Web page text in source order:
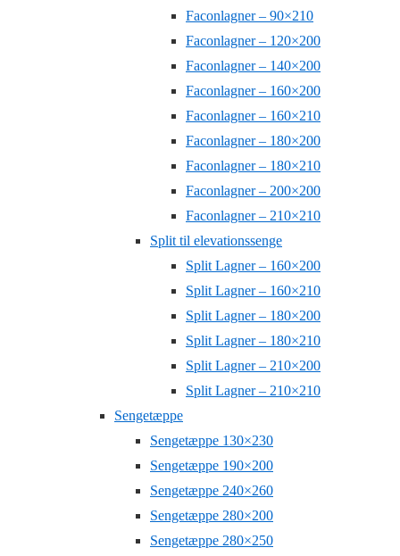
Faconlagner – 90×210
Faconlagner – 120×200
Faconlagner – 140×200
Faconlagner – 160×200
Faconlagner – 160×210
Faconlagner – 180×200
Faconlagner – 180×210
Faconlagner – 200×200
Faconlagner – 210×210
Split til elevationssenge
Split Lagner – 160×200
Split Lagner – 160×210
Split Lagner – 180×200
Split Lagner – 180×210
Split Lagner – 210×200
Split Lagner – 210×210
Sengetæppe
Sengetæppe 130×230
Sengetæppe 190×200
Sengetæppe 240×260
Sengetæppe 280×200
Sengetæppe 280×250